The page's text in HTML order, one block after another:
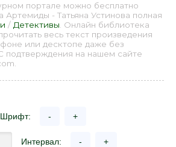
портале можно бесплатно
Артемиды - Татьяна Устинова полная
/ Детективы . Онлайн библиотека
весь текст произведения
или десктопе даже без
подтверждения на нашем сайте
Шрифт: - +
Интервал: - +